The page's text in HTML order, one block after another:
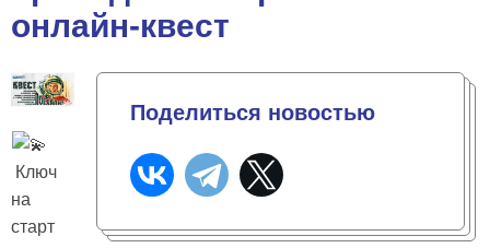
онлайн-квест
Ключ
на
старт
Поделиться новостью